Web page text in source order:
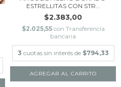
ESTRELLITAS CON STR...
$2.383,00
$2.025,55 con Transferencia
bancaria
3 cuotas sin interés de $794,33